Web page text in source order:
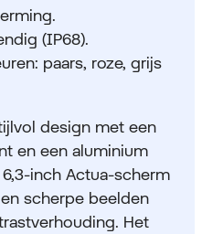
(IP68).
paars, roze, grijs
design met een
en een aluminium
inch Actua-scherm
scherpe beelden
Het